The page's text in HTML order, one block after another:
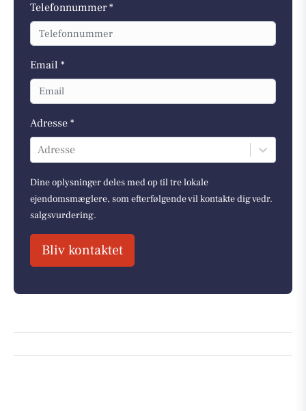
Telefonnummer *
Email *
Adresse *
Adresse
Dine oplysninger deles med op til tre lokale
ejendomsmæglere, som efterfølgende vil kontakte dig vedr.
salgsvurdering.
Bliv kontaktet